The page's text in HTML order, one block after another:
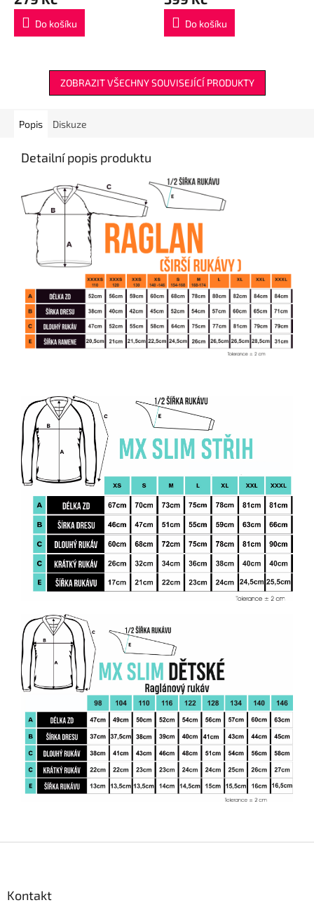
Do košíku Do košíku
ZOBRAZIT VŠECHNY SOUVISEJÍCÍ PRODUKTY
Popis Diskuze
Detailní popis produktu
Kontakt